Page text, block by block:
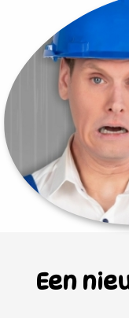
Een